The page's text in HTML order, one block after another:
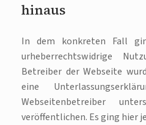
hinaus
In dem konkreten Fall
urheberrechtswidrige
Betreiber der Webseite
eine
Webseitenbetreiber
veröffentlichen. Es ging hier